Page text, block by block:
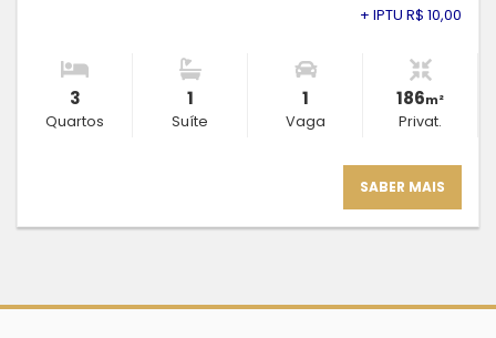
+ IPTU R$ 10,00
3
Quartos
1
Suíte
1
Vaga
186m²
Privat.
SABER MAIS